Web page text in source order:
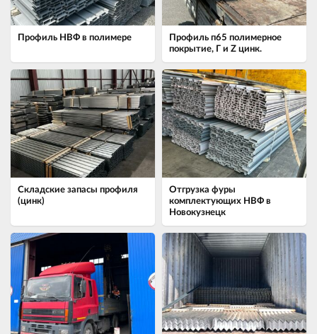
Профиль НВФ в полимере
Профиль п65 полимерное
покрытие, Г и Z цинк.
Складские запасы профиля
(цинк)
Отгрузка фуры
комплектующих НВФ в
Новокузнецк